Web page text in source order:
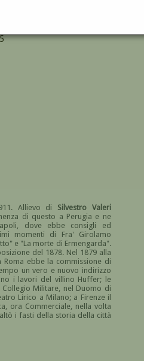
Allievo di Silvestro Valeri
di questo a Perugia e ne
dove ebbe consigli ed
momenti di Fra' Girolamo
e "La morte di Ermengarda".
del 1878. Nel 1879 alla
ebbe la commissione di
un vero e nuovo indirizzo
i lavori del villino Huffer; le
Militare, nel Duomo di
Lirico a Milano; a Firenze il
ora Commerciale, nella volta
i fasti della storia della città